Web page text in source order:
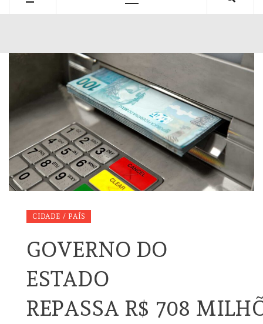
CIDADE / PAÍS
GOVERNO DO
ESTADO
REPASSA R$ 708